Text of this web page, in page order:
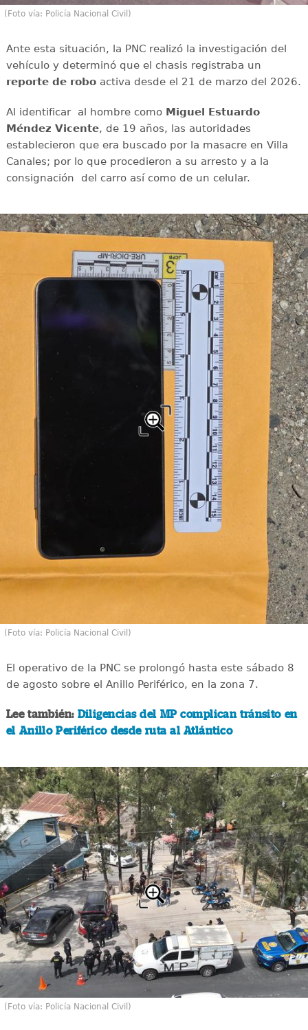
(Foto vía: Policía Nacional Civil)
Ante esta situación, la PNC realizó la investigación del
vehículo y determinó que el chasis registraba un
reporte de roboactiva desde el 21 de marzo del 2026.
Al identificar al hombre como Miguel Estuardo
Méndez Vicente, de 19 años, las autoridades
establecieron que era buscado por la masacre en Villa
Canales; por lo que procedieron a su arresto y a la
consignación del carro así como de un celular.
(Foto vía: Policía Nacional Civil)
El operativo de la PNC se prolongó hasta este sábado 8
de agosto sobre el Anillo Periférico, en la zona 7.
Lee también:Diligencias del MP complican tránsito en
el Anillo Periférico desde ruta al Atlántico
(Foto vía: Policía Nacional Civil)